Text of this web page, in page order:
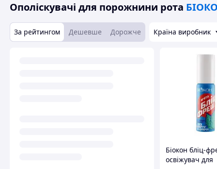
Ополіскувачі для порожнини рота
За рейтингом Дешевше Дорожче Країна виробник
Біокон бліц-
освіжувач для